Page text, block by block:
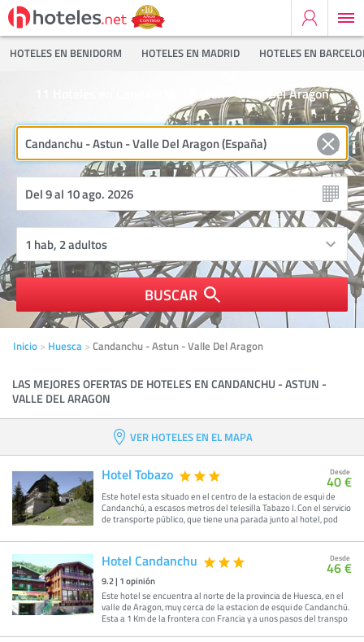
HOTELES EN BENIDORM HOTELES EN MADRID HOTELES EN
Hoteles en Candanchu - Astun - Valle Del Aragon
BUSCAR
Inicio Huesca Candanchu - Astun - Valle Del Aragon
LAS MEJORES OFERTAS DE HOTELES EN CANDANCHU - ASTUN -
VALLE DEL ARAGON
VER HOTELES EN EL MAPA
Hotel Tobazo
Este hotel esta situado en el centro de la estacion de esqui de
Candanchú, a escasos metros del telesilla Tabazo I. Con el servicio
de transporte público, que tiene una parada junto al hotel, pod
Desde
40 €
Hotel Candanchu
9.2| 1opinión
Este hotel se encuentra al norte de la provincia de Huesca, en el
valle de Aragon, muy cerca de la estacion de esqui de Candanchú.
Esta a 1 Km de la frontera con Francia y a unos pasos del transpo
Desde
46 €